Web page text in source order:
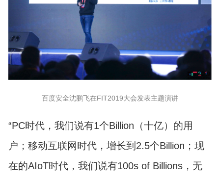
百度安全沈鹏飞在FIT2019大会发表主题演讲
“PC时代，我们说有1个Billion（十亿）的用
户；移动互联网时代，增长到2.5个Billion；现
在的AIoT时代，我们说有100s of Billions，无